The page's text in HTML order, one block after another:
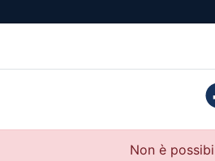
di presenza